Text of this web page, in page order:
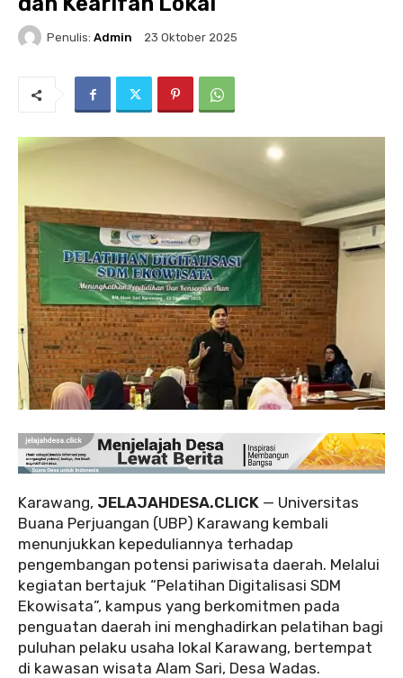
Penulis: Admin 23 Oktober 2025
Karawang, JELAJAHDESA.CLICK — Universitas
Buana Perjuangan (UBP) Karawang kembali
menunjukkan kepeduliannya terhadap
pengembangan potensi pariwisata daerah. Melalui
kegiatan bertajuk “Pelatihan Digitalisasi SDM
Ekowisata”, kampus yang berkomitmen pada
penguatan daerah ini menghadirkan pelatihan bagi
puluhan pelaku usaha lokal Karawang, bertempat
di kawasan wisata Alam Sari, Desa Wadas.